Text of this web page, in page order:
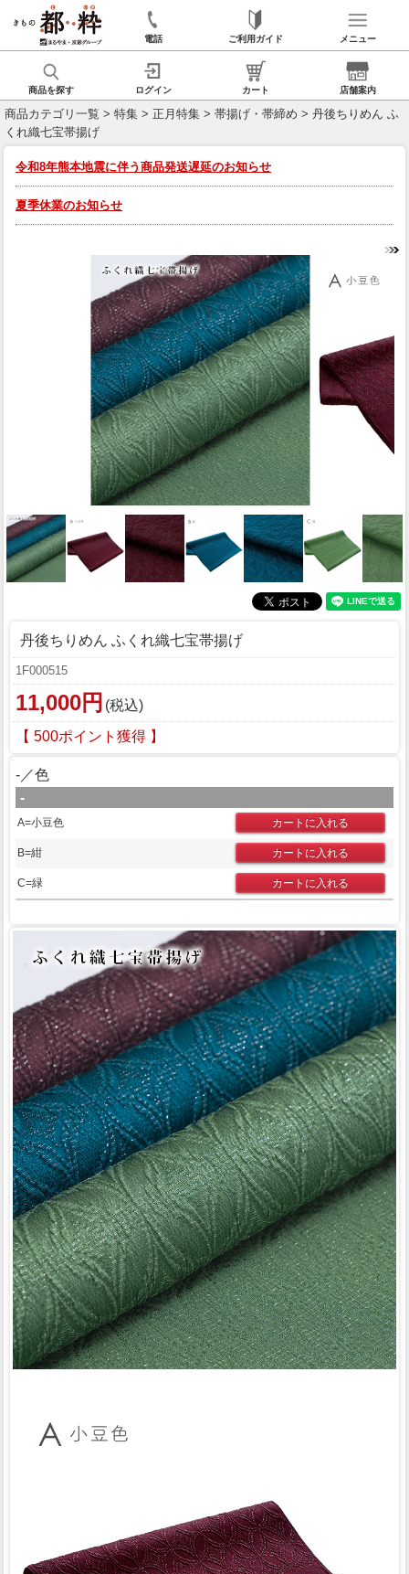
電話 ご利用ガイド メニュー
商品を探す ログイン カート 店舗案内
商品カテゴリ一覧 > 特集 > 正月特集 > 帯揚げ・帯締め > 丹後ちりめん ふ
くれ織七宝帯揚げ
令和8年熊本地震に伴う商品発送遅延のお知らせ
夏季休業のお知らせ
丹後ちりめん ふくれ織七宝帯揚げ
1F000515
11,000円 (税込)
【 500ポイント獲得 】
-／色
-
A=小豆色
B=紺
C=緑